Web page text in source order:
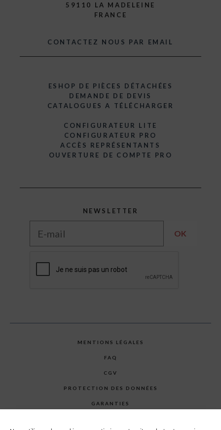
59110 LA MADELEINE
FRANCE
CONTACTEZ NOUS PAR EMAIL
ESHOP DE PIÈCES DÉTACHÉES
DEMANDE DE DEVIS
CATALOGUES A TÉLÉCHARGER
CONFIGURATEUR LITE
CONFIGURATEUR PRO
ACCÈS REPRÉSENTANTS
OUVERTURE DE COMPTE PRO
NEWSLETTER
MENTIONS LÉGALES
FAQ
CGV
PROTECTION DES DONNÉES
GARANTIES